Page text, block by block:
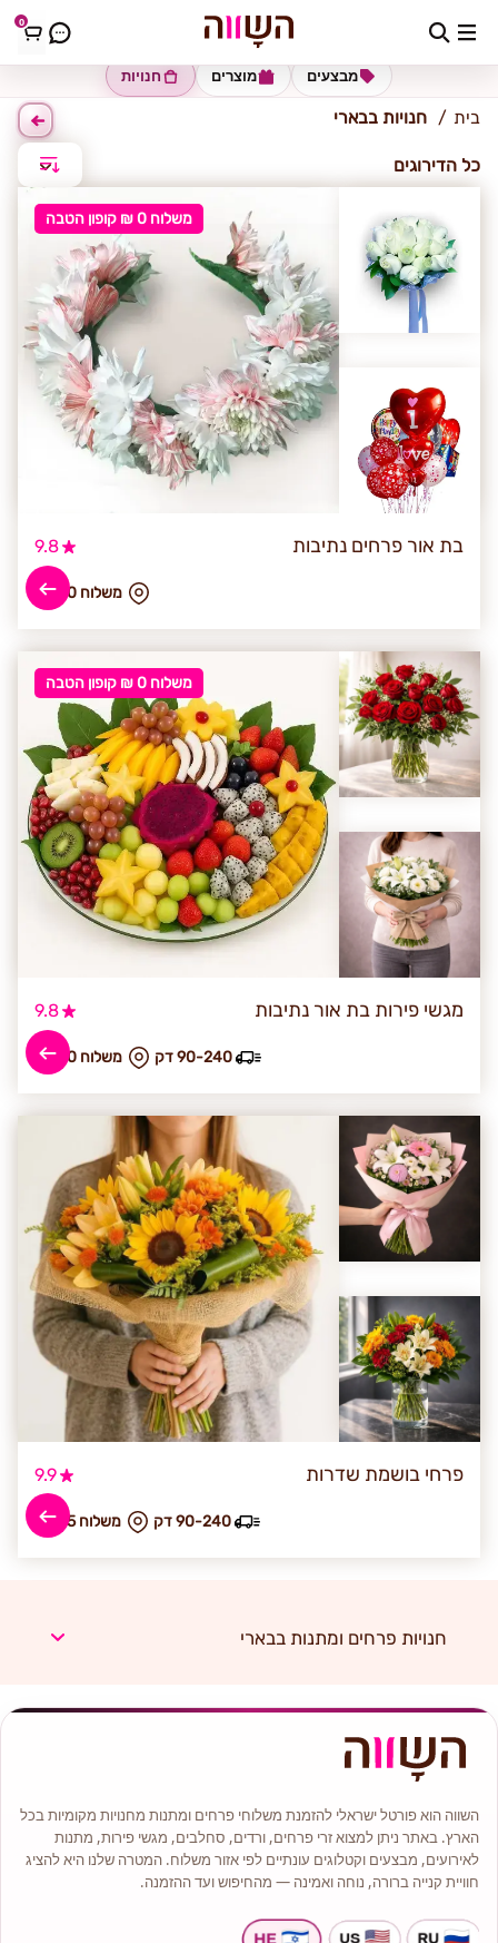
0 בארי
חנויות מוצרים מבצעים
בית חנויות בבארי
כל הדירוגים
משלוח 0 ₪ קופון הטבה
בת אור פרחים נתיבות 9.8
₪ משלוח 80
משלוח 0 ₪ קופון הטבה
מגשי פירות בת אור נתיבות 9.8
₪ משלוח 80 90-240 דק
פרחי בושמת שדרות 9.9
₪ משלוח 85 90-240 דק
חנויות פרחים ומתנות בבארי
השווה הוא פורטל ישראלי להזמנת משלוחי פרחים ומתנות מחנויות מקומיות בכל
הארץ. באתר ניתן למצוא זרי פרחים, ורדים, סחלבים, מגשי פירות, מתנות
לאירועים, מבצעים וקטלוגים עונתיים לפי אזור משלוח. המטרה שלנו היא להציג
חוויית קנייה ברורה, נוחה ואמינה — מהחיפוש ועד ההזמנה.